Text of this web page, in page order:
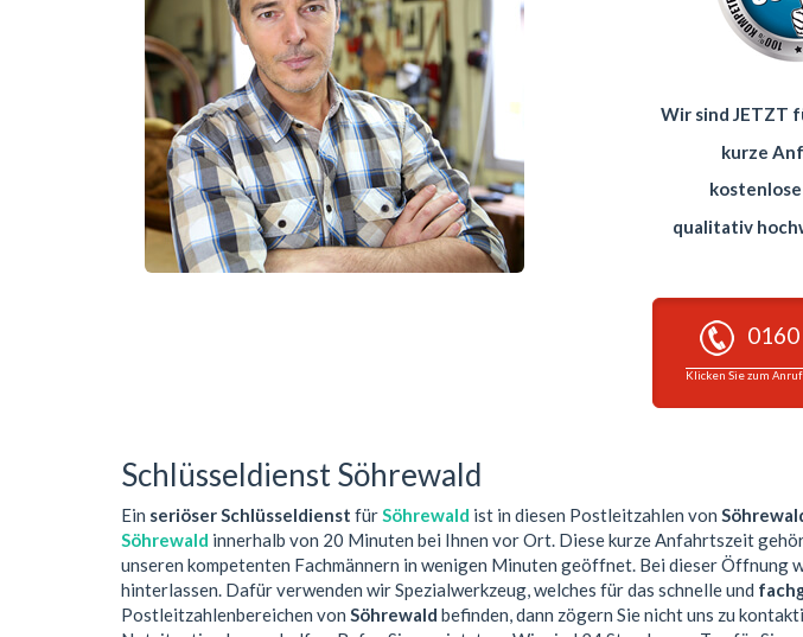
Wir sind JETZT
kurze
qualitativ
Klicken Sie zum
Schlüsseldienst Söhrewald
Ein seriöser Schlüsseldienst fürSöhrewald ist in diesen Postleitzahlen von
Söhrewald innerhalb von 20 Minuten bei Ihnen vor Ort. Diese kurze Anfahrtszeit
unseren kompetenten Fachmännern in wenigen Minuten geöffnet. Bei dieser Öffnung
hinterlassen. Dafür verwenden wir Spezialwerkzeug, welches für das schnelle und
Postleitzahlenbereichen von Söhrewald befinden, dann zögern Sie nicht uns zu